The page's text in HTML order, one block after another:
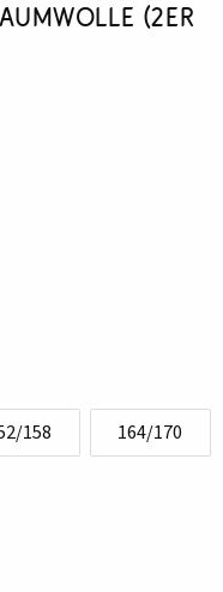
(2er
158 164/170